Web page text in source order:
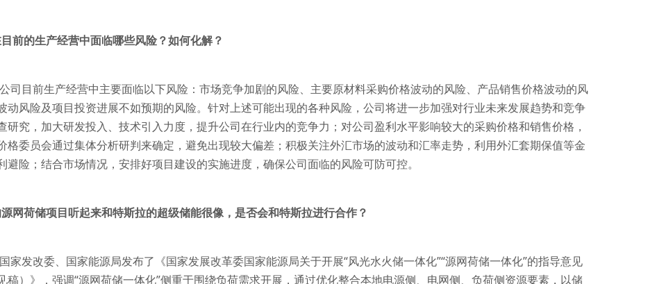
前的生产经营中面临哪些风险？如何化解？
司目前生产经营中主要面临以下风险：市场竞争加剧的风险、主要原材料采购价格波动的风险、产品销售价格波动的风
动风险及项目投资进展不如预期的风险。针对上述可能出现的各种风险，公司将进一步加强对行业未来发展趋势和竞争
研究，加大研发投入、技术引入力度，提升公司在行业内的竞争力；对公司盈利水平影响较大的采购价格和销售价格，
格委员会通过集体分析研判来确定，避免出现较大偏差；积极关注外汇市场的波动和汇率走势，利用外汇套期保值等金
避险；结合市场情况，安排好项目建设的实施进度，确保公司面临的风险可防可控。
网荷储项目听起来和特斯拉的超级储能很像，是否会和特斯拉进行合作？
家发改委、国家能源局发布了《国家发展改革委国家能源局关于开展“风光水火储一体化”“源网荷储一体化”的指导意见
稿）》，强调“源网荷储一体化”侧重于围绕负荷需求开展，通过优化整合本地电源侧、电网侧、负荷侧资源要素，以储